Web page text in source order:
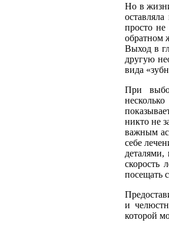
Но в
просто
обратном
Выход в
другую
вида
При
никто не
важным
себе
деталями,
скорость
посещать
и
которой